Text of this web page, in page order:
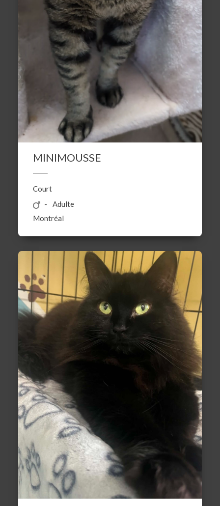
MINIMOUSSE
Court
Adulte
Montréal